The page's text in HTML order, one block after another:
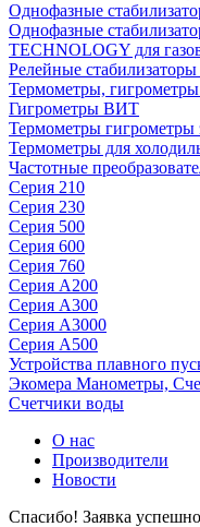
Однофазные
Однофазные
TECHNOLOGY для
Релейные стабилизаторы
Термометры,
Гигрометры ВИТ
Термометры гигрометры
Термометры для
Частотные
Серия 210
Серия 230
Серия 500
Серия 600
Серия 760
Серия А200
Серия А300
Серия А3000
Серия А500
Устройства плавного
Экомера Манометры,
Счетчики воды
О нас
Производители
Новости
Спасибо! Заявка